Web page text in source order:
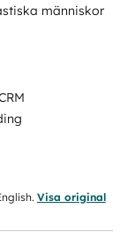
människor
Visa original